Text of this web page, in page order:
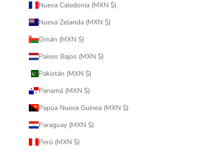
Nueva Caledonia (MXN $)
Nueva Zelanda (MXN $)
Omán (MXN $)
Países Bajos (MXN $)
Pakistán (MXN $)
Panamá (MXN $)
Papúa Nueva Guinea (MXN $)
Paraguay (MXN $)
Perú (MXN $)